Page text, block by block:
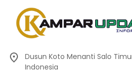
Dusun Koto Menanti Salo
Indonesia